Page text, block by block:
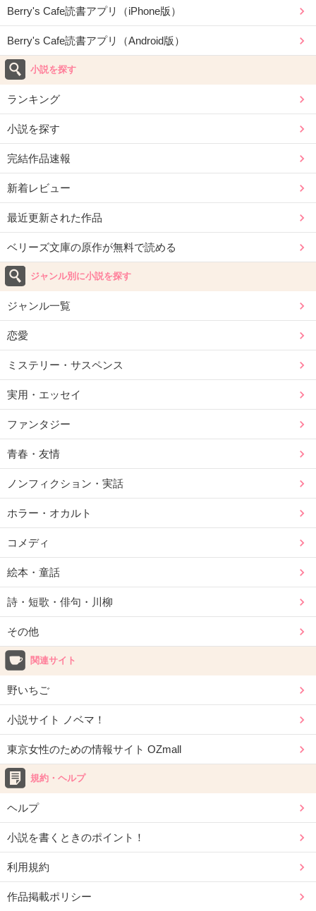
Berry's Cafe読書アプリ（iPhone版）
Berry's Cafe読書アプリ（Android版）
小説を探す
ランキング
小説を探す
完結作品速報
新着レビュー
最近更新された作品
ベリーズ文庫の原作が無料で読める
ジャンル別に小説を探す
ジャンル一覧
恋愛
ミステリー・サスペンス
実用・エッセイ
ファンタジー
青春・友情
ノンフィクション・実話
ホラー・オカルト
コメディ
絵本・童話
詩・短歌・俳句・川柳
その他
関連サイト
野いちご
小説サイト ノベマ！
東京女性のための情報サイト OZmall
規約・ヘルプ
ヘルプ
小説を書くときのポイント！
利用規約
作品掲載ポリシー